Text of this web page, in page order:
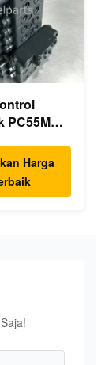
3
723-18-
Suku
Harga